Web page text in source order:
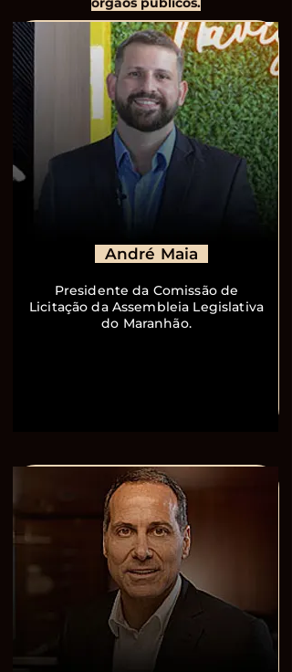
André Maia
Presidente da Comissão de
Licitação da Assembleia Legislativa
do Maranhão.